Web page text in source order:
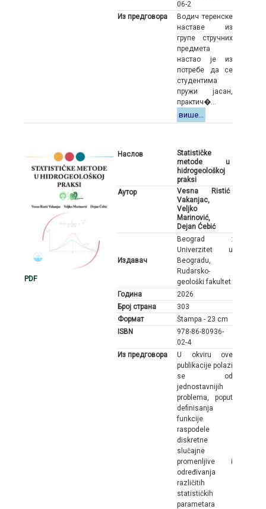
06-2
Из предговора
Водич теренске
наставе из
групе стручних
предмета
настао је из
потребе да се
студентима
пружи јасан,
практич�...
више...
PDF
Наслов
Statističke
metode u
hidrogeološkoj
praksi
Аутор
Vesna Ristić
Vakanjac,
Veljko
Marinović,
Dejan Ćebić
Издавач
Beograd :
Univerzitet u
Beogradu,
Rudarsko-
geološki fakultet
Година
2026
Број страна
303
Формат
Štampa - 23 cm
ISBN
978-86-80936-
02-4
Из предговора
U okviru ove
publikacije polazi
se od
jednostavnijih
problema, poput
definisanja
funkcije
raspodele
diskretne
slučajne
promenljive i
određivanja
različitih
statističkih
parametara